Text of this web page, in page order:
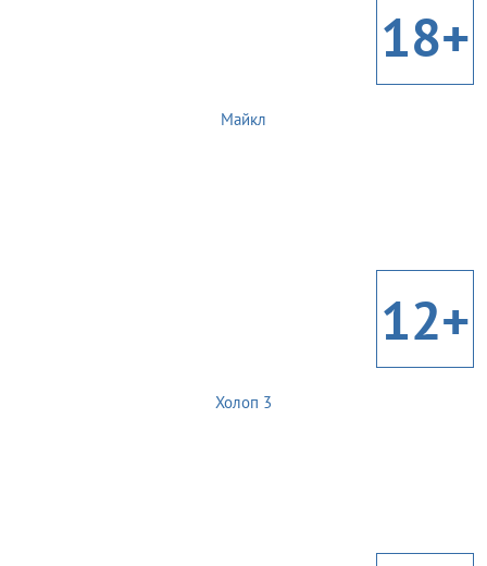
18+
Майкл
12+
Холоп 3